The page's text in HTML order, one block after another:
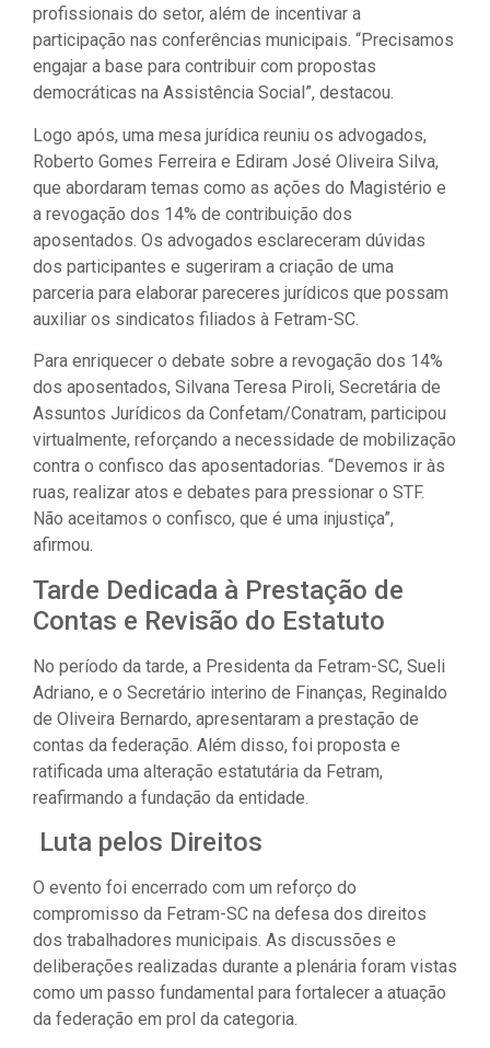
profissionais do setor, além de incentivar a
participação nas conferências municipais. “Precisamos
engajar a base para contribuir com propostas
democráticas na Assistência Social”, destacou.
Logo após, uma mesa jurídica reuniu os advogados,
Roberto Gomes Ferreira e Ediram José Oliveira Silva,
que abordaram temas como as ações do Magistério e
a revogação dos 14% de contribuição dos
aposentados. Os advogados esclareceram dúvidas
dos participantes e sugeriram a criação de uma
parceria para elaborar pareceres jurídicos que possam
auxiliar os sindicatos filiados à Fetram-SC.
Para enriquecer o debate sobre a revogação dos 14%
dos aposentados, Silvana Teresa Piroli, Secretária de
Assuntos Jurídicos da Confetam/Conatram, participou
virtualmente, reforçando a necessidade de mobilização
contra o confisco das aposentadorias. “Devemos ir às
ruas, realizar atos e debates para pressionar o STF.
Não aceitamos o confisco, que é uma injustiça”,
afirmou.
Tarde Dedicada à Prestação de
Contas e Revisão do Estatuto
No período da tarde, a Presidenta da Fetram-SC, Sueli
Adriano, e o Secretário interino de Finanças, Reginaldo
de Oliveira Bernardo, apresentaram a prestação de
contas da federação. Além disso, foi proposta e
ratificada uma alteração estatutária da Fetram,
reafirmando a fundação da entidade.
Luta pelos Direitos
O evento foi encerrado com um reforço do
compromisso da Fetram-SC na defesa dos direitos
dos trabalhadores municipais. As discussões e
deliberações realizadas durante a plenária foram vistas
como um passo fundamental para fortalecer a atuação
da federação em prol da categoria.